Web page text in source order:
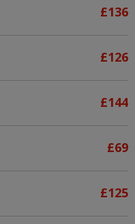
£136
£126
£144
£69
£125